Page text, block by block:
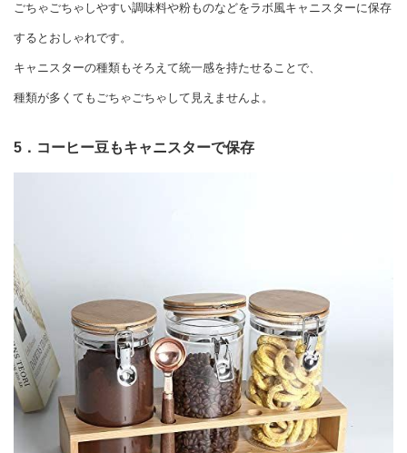
ごちゃごちゃしやすい調味料や粉ものなどをラボ風キャニスターに保存
するとおしゃれです。
キャニスターの種類もそろえて統一感を持たせることで、
種類が多くてもごちゃごちゃして見えませんよ。
5．コーヒー豆もキャニスターで保存